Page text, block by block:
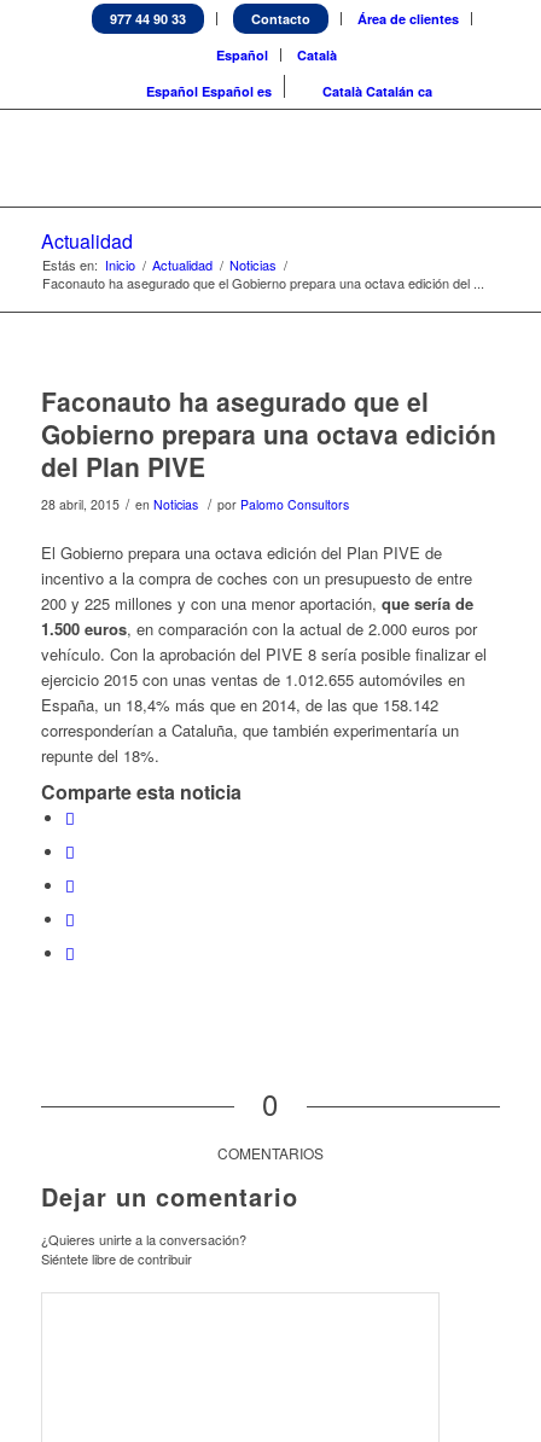
977 44 90 33 Contacto
Área de clientes
Español
Català
Español Español es Català Catalán ca
Actualidad
Estás en: Inicio / Actualidad / Noticias /
Faconauto ha asegurado que el Gobierno prepara una octava edición del ...
Faconauto ha asegurado que el
Gobierno prepara una octava edición
del Plan PIVE
28 abril, 2015 / en Noticias / por Palomo Consultors
El Gobierno prepara una octava edición del Plan PIVE de
incentivo a la compra de coches con un presupuesto de entre
200 y 225 millones y con una menor aportación, que sería de
1.500 euros, en comparación con la actual de 2.000 euros por
vehículo. Con la aprobación del PIVE 8 sería posible finalizar el
ejercicio 2015 con unas ventas de 1.012.655 automóviles en
España, un 18,4% más que en 2014, de las que 158.142
corresponderían a Cataluña, que también experimentaría un
repunte del 18%.
Comparte esta noticia
0
COMENTARIOS
Dejar un comentario
¿Quieres unirte a la conversación?
Siéntete libre de contribuir